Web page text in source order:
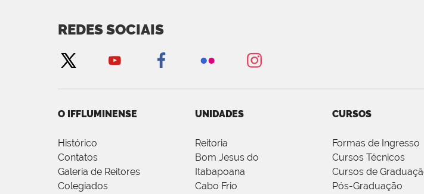
REDES SOCIAIS
O IFFLUMINENSE
Histórico
Contatos
Galeria de Reitores
Colegiados
UNIDADES
Reitoria
Bom Jesus do
Itabapoana
Cabo Frio
CURSOS
Formas de Ingresso
Cursos Técnicos
Cursos de
Pós-Graduação